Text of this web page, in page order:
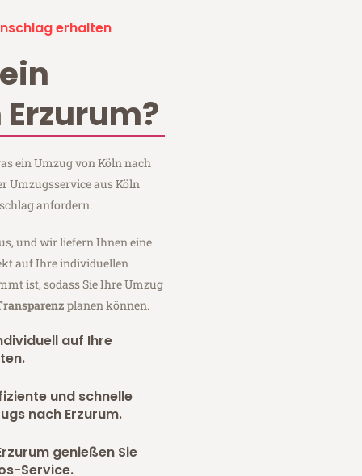
erhalten
ein Umzug von Köln nach
Umzugsservice aus Köln
anfordern.
und wir liefern Ihnen eine
auf Ihre individuellen
ist, sodass Sie Ihre Umzug
planen können.
auf Ihre
und schnelle
nach Erzurum.
genießen Sie
Service.